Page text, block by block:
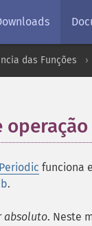
das Funções
funciona
.
absoluto. Neste